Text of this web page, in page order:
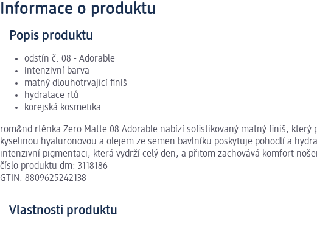
Informace o produktu
Popis produktu
odstín č. 08 - Adorable
intenzivní barva
matný dlouhotrvající finiš
hydratace rtů
korejská kosmetika
rom&nd rtěnka Zero Matte 08 Adorable nabízí sofistikovaný matný finiš,
kyselinou hyaluronovou a olejem ze semen bavlníku poskytuje pohodlí a
intenzivní pigmentaci, která vydrží celý den, a přitom zachovává komfort
číslo produktu dm: 3118186
GTIN: 8809625242138
Vlastnosti produktu